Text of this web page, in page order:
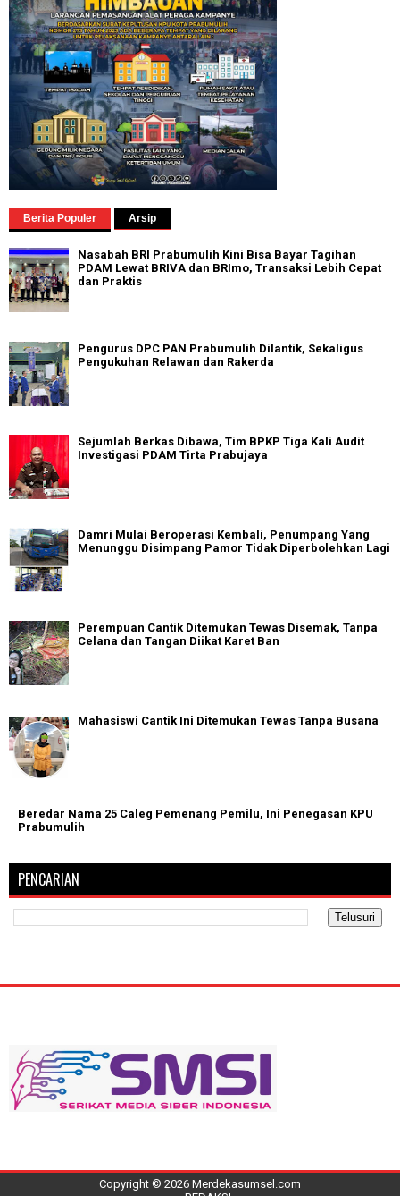
Berita Populer Arsip
Nasabah BRI Prabumulih Kini Bisa Bayar Tagihan
PDAM Lewat BRIVA dan BRImo, Transaksi Lebih Cepat
dan Praktis
Pengurus DPC PAN Prabumulih Dilantik, Sekaligus
Pengukuhan Relawan dan Rakerda
Sejumlah Berkas Dibawa, Tim BPKP Tiga Kali Audit
Investigasi PDAM Tirta Prabujaya
Damri Mulai Beroperasi Kembali, Penumpang Yang
Menunggu Disimpang Pamor Tidak Diperbolehkan Lagi
Perempuan Cantik Ditemukan Tewas Disemak, Tanpa
Celana dan Tangan Diikat Karet Ban
Mahasiswi Cantik Ini Ditemukan Tewas Tanpa Busana
Beredar Nama 25 Caleg Pemenang Pemilu, Ini Penegasan KPU
Prabumulih
PENCARIAN
Copyright © 2026 Merdekasumsel.com